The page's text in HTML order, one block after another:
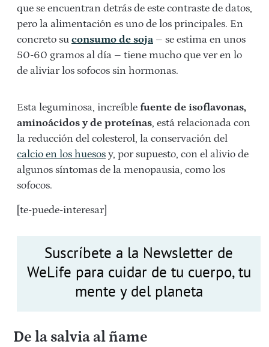
que se encuentran detrás de este contraste de datos,
pero la alimentación es uno de los principales. En
concreto su consumo de soja – se estima en unos
50-60 gramos al día – tiene mucho que ver en lo
de aliviar los sofocos sin hormonas.
Esta leguminosa, increíble fuente de isoflavonas,
aminoácidos y de proteínas, está relacionada con
la reducción del colesterol, la conservación del
calcio en los huesos y, por supuesto, con el alivio de
algunos síntomas de la menopausia, como los
sofocos.
[te-puede-interesar]
Suscríbete a la Newsletter de
WeLife para cuidar de tu cuerpo, tu
mente y del planeta
De la salvia al ñame